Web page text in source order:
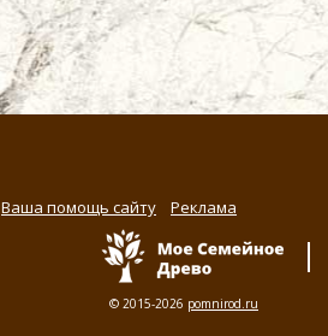
Ваша помощь сайту Реклама
© 2015-2026 pomnirod.ru